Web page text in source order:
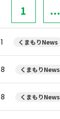
1 ...
くまもりNews
くまもりNews
くまもりNews